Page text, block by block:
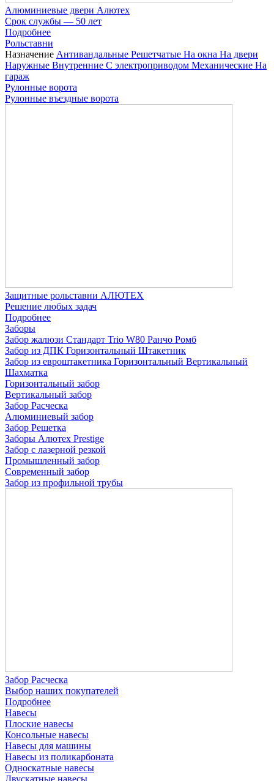
Алюминиевые двери Алютех
Срок службы — 50 лет
Подробнее
Рольставни
Назначение Антивандальные Решетчатые На окна На двери
Наружные Внутренние С электроприводом Механические На
гараж
Рулонные ворота
Рулонные въездные ворота
Защитные рольставни АЛЮТЕХ
Решение любых задач
Подробнее
Заборы
Забор жалюзи Стандарт Trio W80 Ранчо Ромб
Забор из ДПК Горизонтальный Штакетник
Забор из евроштакетника Горизонтальный Вертикальный
Шахматка
Горизонтальный забор
Вертикальный забор
Забор Расческа
Алюминиевый забор
Забор Решетка
Заборы Алютех Prestige
Забор с лазерной резкой
Промышленный забор
Современный забор
Забор из профильной трубы
Забор Расческа
Выбор наших покупателей
Подробнее
Навесы
Плоские навесы
Консольные навесы
Навесы для машины
Навесы из поликарбоната
Односкатные навесы
Двускатные навесы